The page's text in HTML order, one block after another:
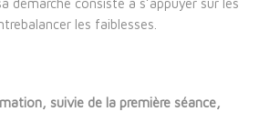
les faiblesses.
suivie de la première séance,